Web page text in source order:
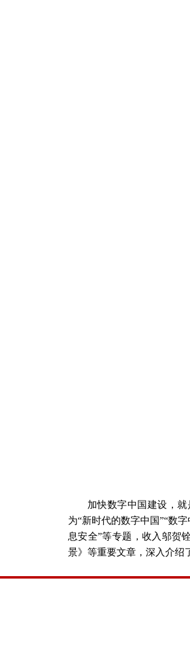
加快数字中国建设，
为“新时代的数字中国”“数
息安全”等专题，收入邬贺
景》等重要文章，深入介绍